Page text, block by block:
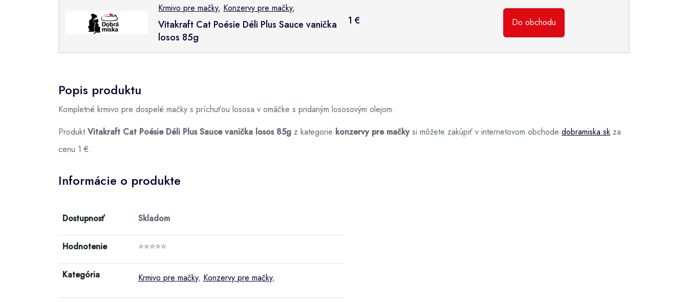
Krmivo pre mačky, Konzervy pre mačky,
Vitakraft Cat Poésie Déli Plus Sauce vanička
losos 85g
1 € Do obchodu
Popis produktu
Kompletné krmivo pre dospelé mačky s príchuťou lososa v omáčke s pridaným lososovým olejom.
ProduktVitakraft Cat Poésie Déli Plus Sauce vanička losos 85g z kategorie konzervy pre mačkysi môžete zakúpiť v internetovom obchode dobramiska.sk za
cenu 1 €.
Informácie o produkte
Dostupnosť Skladom
Hodnotenie ⭐⭐⭐⭐⭐
Kategória Krmivo pre mačky, Konzervy pre mačky,